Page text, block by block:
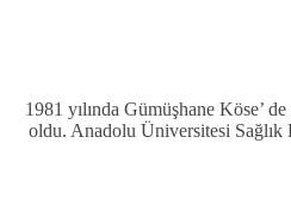
1981 yılında Gümüşhane Köse’
oldu. Anadolu Üniversitesi Sağlık